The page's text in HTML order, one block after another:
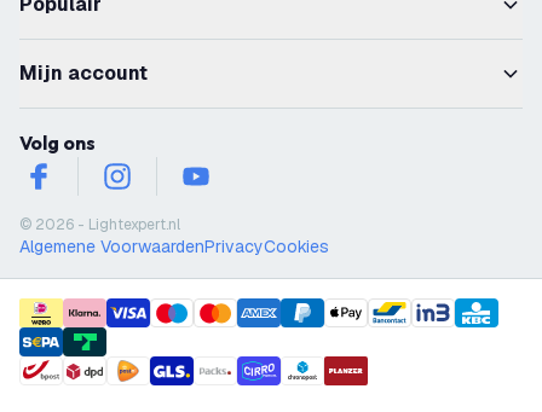
Mijn account
Volg ons
facebookinstagramyoutube
© 2026 - Lightexpert.nl
Algemene VoorwaardenPrivacyCookies
payment methods
shipment methods